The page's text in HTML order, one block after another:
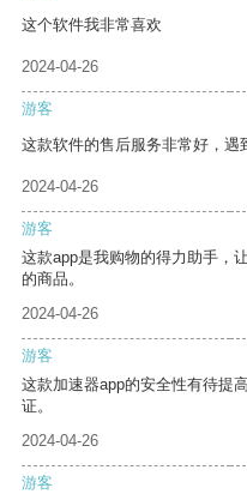
这个软件我非常喜欢
2024-04-26
游客
这款软件的售后服务非常好，遇
2024-04-26
游客
这款app是我购物的得力助手，
的商品。
2024-04-26
游客
这款加速器app的安全性有待提
证。
2024-04-26
游客